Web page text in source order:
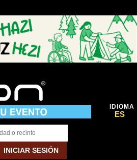
IDIOMA
ES
INICIAR SESIÓN